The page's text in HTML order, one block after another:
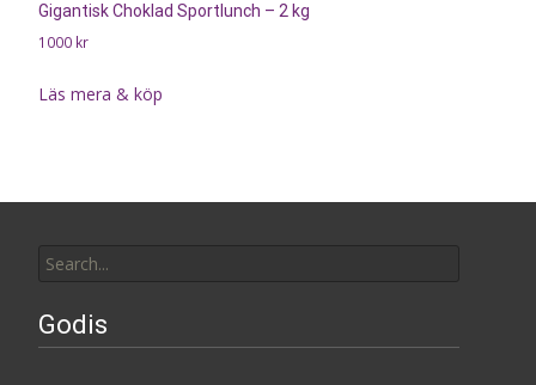
Gigantisk Choklad Sportlunch – 2 kg
1000 kr
Läs mera & köp
for:
Godis